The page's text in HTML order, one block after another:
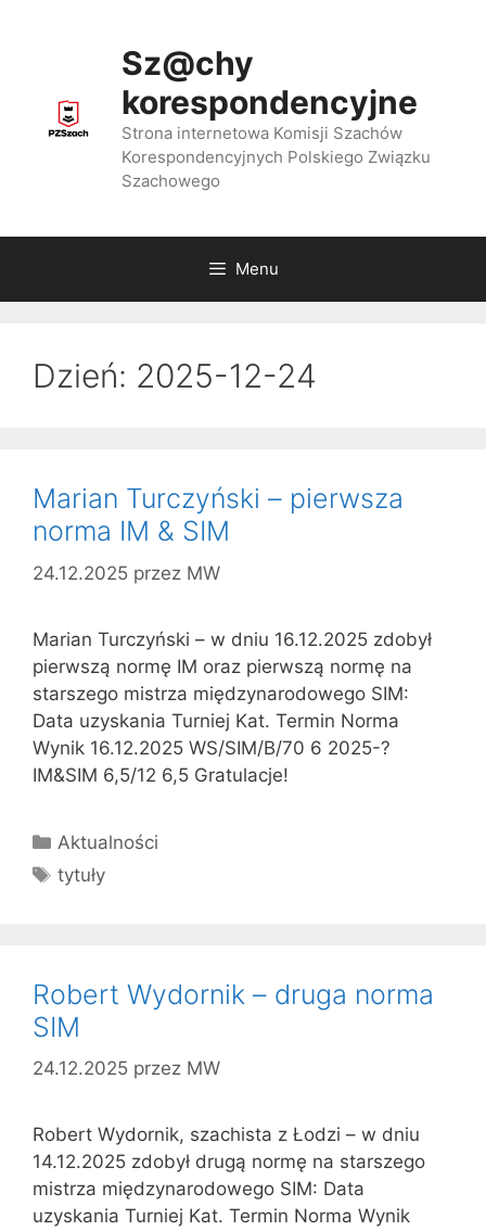
Sz@chy
korespondencyjne
Strona internetowa Komisji Szachów
Korespondencyjnych Polskiego Związku
Szachowego
Menu
Dzień: 2025-12-24
Marian Turczyński – pierwsza
norma IM & SIM
24.12.2025 przez MW
Marian Turczyński – w dniu 16.12.2025 zdobył
pierwszą normę IM oraz pierwszą normę na
starszego mistrza międzynarodowego SIM:
Data uzyskania Turniej Kat. Termin Norma
Wynik 16.12.2025 WS/SIM/B/70 6 2025-?
IM&SIM 6,5/12 6,5 Gratulacje!
Kategorie
Aktualności
Tagi
tytuły
Robert Wydornik – druga norma
SIM
24.12.2025 przez MW
Robert Wydornik, szachista z Łodzi – w dniu
14.12.2025 zdobył drugą normę na starszego
mistrza międzynarodowego SIM: Data
uzyskania Turniej Kat. Termin Norma Wynik